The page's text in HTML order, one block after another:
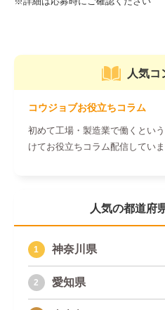
人気コ
コウジョブお役立ちコラム
初めて工場・製造業で働くとい
けてお役立ちコラム配信していま
人気の都道府
神奈川県
愛知県